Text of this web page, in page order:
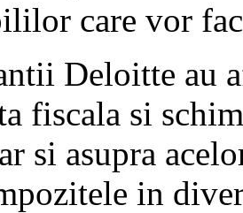
care vor
Deloitte au
fiscala si
si asupra
in